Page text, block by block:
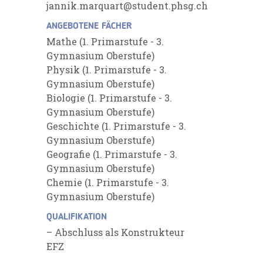
jannik.marquart@student.phsg.ch
ANGEBOTENE FÄCHER
Mathe (1. Primarstufe - 3.
Gymnasium Oberstufe)
Physik (1. Primarstufe - 3.
Gymnasium Oberstufe)
Biologie (1. Primarstufe - 3.
Gymnasium Oberstufe)
Geschichte (1. Primarstufe - 3.
Gymnasium Oberstufe)
Geografie (1. Primarstufe - 3.
Gymnasium Oberstufe)
Chemie (1. Primarstufe - 3.
Gymnasium Oberstufe)
QUALIFIKATION
– Abschluss als Konstrukteur
EFZ